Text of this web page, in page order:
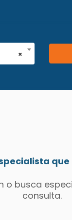
×
o busca
consulta.